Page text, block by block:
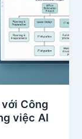
Công
việc AI